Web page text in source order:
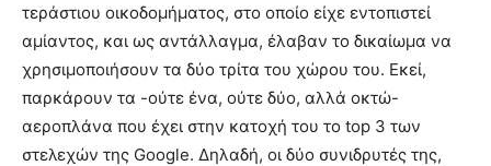
τεράστιου οικοδομήματος, στο οποίο είχε εντοπιστεί
αμίαντος, και ως αντάλλαγμα, έλαβαν το δικαίωμα να
χρησιμοποιήσουν τα δύο τρίτα του χώρου του. Εκεί,
παρκάρουν τα -ούτε ένα, ούτε δύο, αλλά οκτώ-
αεροπλάνα που έχει στην κατοχή του το top 3 των
στελεχών της Google. Δηλαδή, οι δύο συνιδρυτές της,